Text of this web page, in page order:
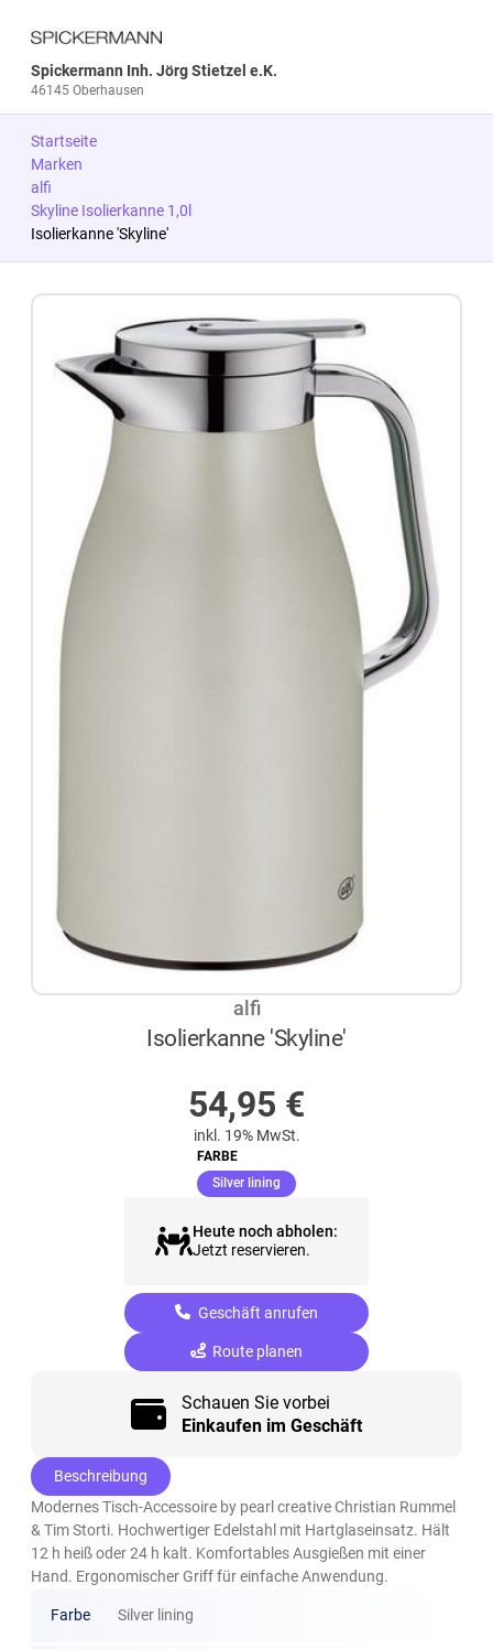
Spickermann Inh. Jörg Stietzel e.K.
46145 Oberhausen
Startseite
Marken
alfi
Skyline Isolierkanne 1,0l
Isolierkanne 'Skyline'
alfi
Isolierkanne 'Skyline'
54,95 €
inkl. 19% MwSt.
FARBE
Silver lining (ausgewählt)
Heute noch abholen:
Jetzt reservieren.
Geschäft anrufen
Route planen
Schauen Sie vorbei
Einkaufen im Geschäft
Beschreibung
Modernes Tisch-Accessoire by pearl creative Christian Rummel
& Tim Storti. Hochwertiger Edelstahl mit Hartglaseinsatz. Hält
12 h heiß oder 24 h kalt. Komfortables Ausgießen mit einer
Hand. Ergonomischer Griff für einfache Anwendung.
Farbe Silver lining